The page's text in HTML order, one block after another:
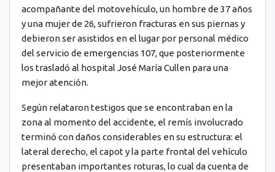
acompañante del motovehículo, un hombre de 37 años
y una mujer de 26, sufrieron fracturas en sus piernas y
debieron ser asistidos en el lugar por personal médico
del servicio de emergencias 107, que posteriormente
los trasladó al hospital José María Cullen para una
mejor atención.
Según relataron testigos que se encontraban en la
zona al momento del accidente, el remís involucrado
terminó con daños considerables en su estructura: el
lateral derecho, el capot y la parte frontal del vehículo
presentaban importantes roturas, lo cual da cuenta de